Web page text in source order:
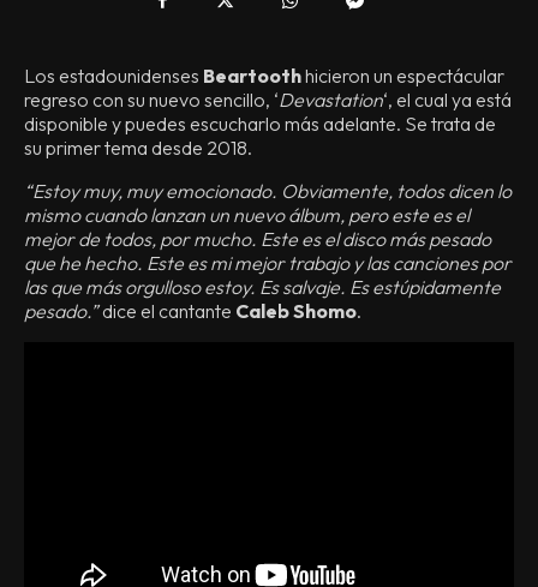
Los estadounidenses Beartoothhicieron un espectácular
regreso con su nuevo sencillo, ‘Devastation‘, el cual ya está
disponible y puedes escucharlo más adelante. Se trata de
su primer tema desde 2018.
“Estoy muy, muy emocionado. Obviamente, todos dicen lo
mismo cuando lanzan un nuevo álbum, pero este es el
mejor de todos, por mucho. Este es el disco más pesado
que he hecho. Este es mi mejor trabajo y las canciones por
las que más orgulloso estoy. Es salvaje. Es estúpidamente
pesado.”dice el cantante Caleb Shomo.